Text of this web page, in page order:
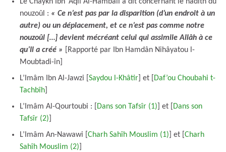
nouzoûl : « Ce n’est pas par la disparition (d’un endroit à un
autre) ou un déplacement, et ce n’est pas comme notre
nouzoûl […] devient mécréant celui qui assimile Allâh à ce
qu’Il a créé »
[Rapporté par Ibn Hamdân Nihâyatou l-
Moubtadi-în]
L’Imâm Ibn Al-Jawzi [ Saydou l-Khâtir ] et [
Daf’ou Choubahi t-
Tachbîh
L’Imâm Al-Qourtoubi : [
Dans son Tafsîr (1) ] et [
Dans son
Tafsîr (2)
L’Imâm An-Nawawi [ Charh Sahîh Mouslim (1) ] et [ Charh
Sahîh Mouslim (2)